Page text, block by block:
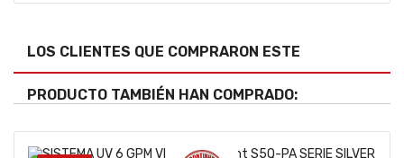
LOS CLIENTES QUE COMPRARON ESTE
PRODUCTO TAMBIÉN HAN COMPRADO: